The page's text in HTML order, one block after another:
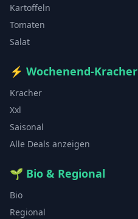
Kartoffeln
Tomaten
Salat
⚡ Wochenend-Kracher
Kracher
Xxl
Saisonal
Alle Deals anzeigen
🌱 Bio & Regional
Bio
Regional